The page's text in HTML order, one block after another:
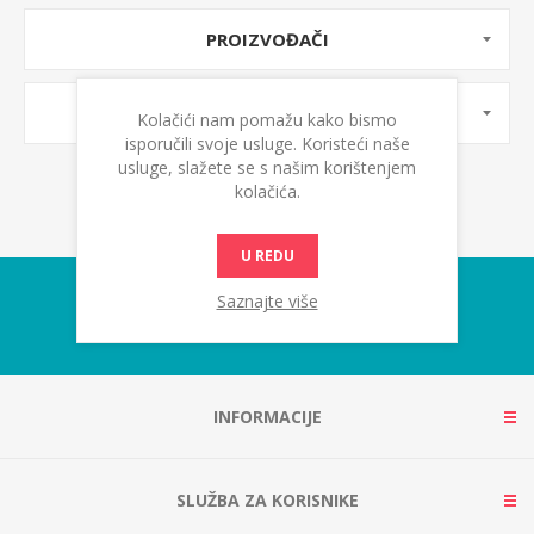
PROIZVOĐAČI
OZNAKE PROIZVODA
INFORMACIJE
SLUŽBA ZA KORISNIKE
Kolačići nam pomažu kako bismo
isporučili svoje usluge. Koristeći naše
usluge, slažete se s našim korištenjem
kolačića.
U REDU
Saznajte više